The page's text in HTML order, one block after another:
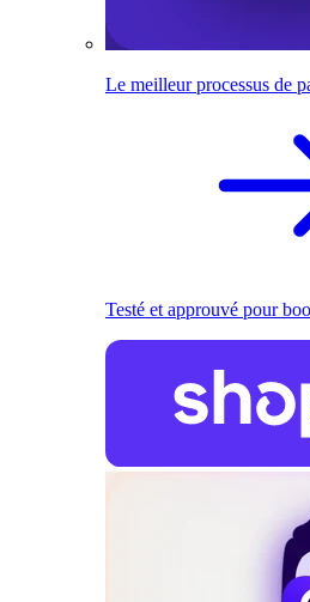
Le meilleur processus de
Testé et approuvé pour